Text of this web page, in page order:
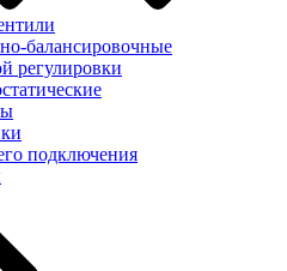
балансировочные
регулировки
подключения